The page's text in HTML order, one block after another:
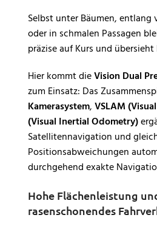
Selbst unter Bäumen, entlang
oder in schmalen Passagen
präzise auf Kurs und
Hier kommt dieVision Dual
zum Einsatz: Das
Kamerasystem,VSLAM
(Visual Inertial Odometry)
Satellitennavigation und
Positionsabweichungen
durchgehend exakte
Hohe Flächenleistung
rasenschonendes